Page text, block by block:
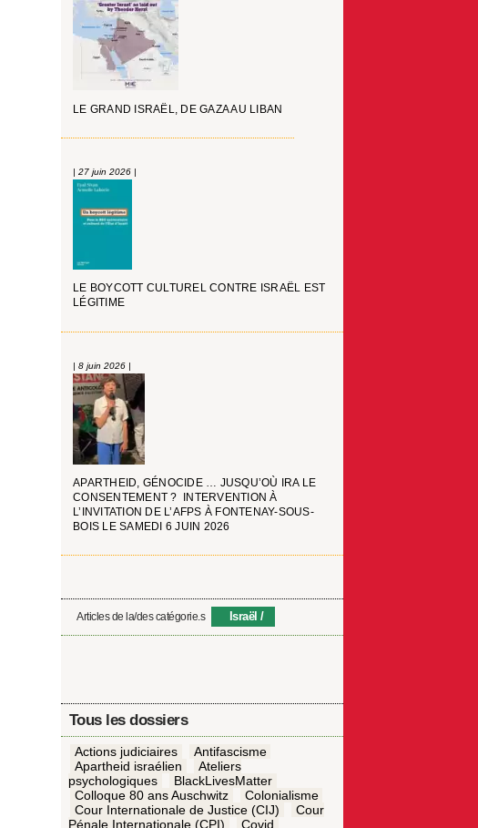
LE GRAND ISRAËL, DE GAZA AU LIBAN
| 27 juin 2026 |
LE BOYCOTT CULTUREL CONTRE ISRAËL EST
LÉGITIME
| 8 juin 2026 |
APARTHEID, GÉNOCIDE … JUSQU’OÙ IRA LE
CONSENTEMENT ? INTERVENTION À
L’INVITATION DE L’AFPS À FONTENAY-SOUS-
BOIS LE SAMEDI 6 JUIN 2026
Articles de la/des catégorie.s Israël
Tous les dossiers
Actions judiciaires
Antifascisme
Apartheid israélien
Ateliers
psychologiques
BlackLivesMatter
Colloque 80 ans Auschwitz
Colonialisme
Cour Internationale de Justice (CIJ)
Cour
Pénale Internationale (CPI)
Covid